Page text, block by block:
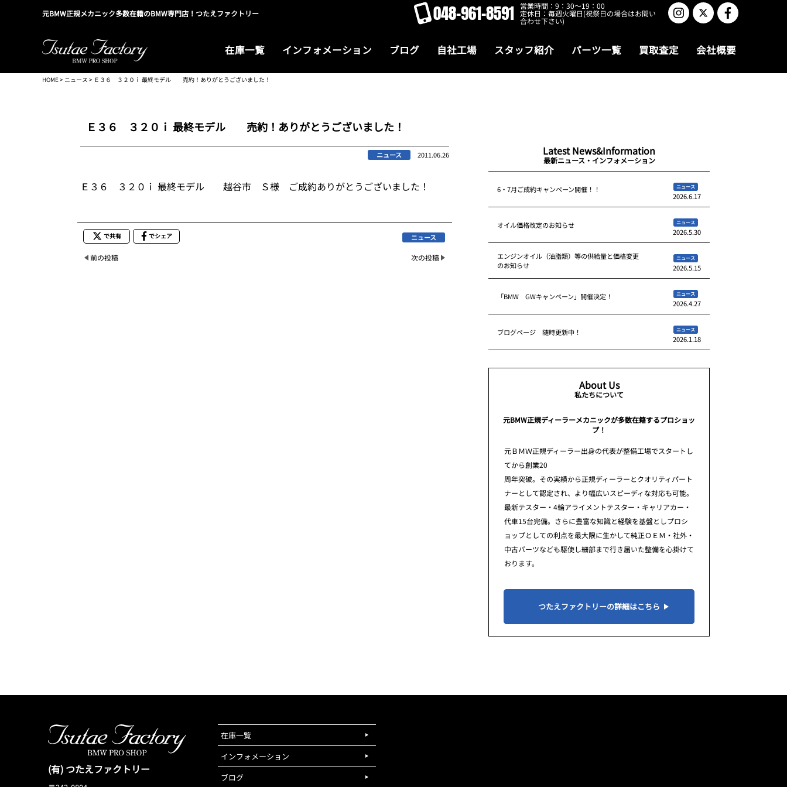
元BMW正規メカニック多数在籍のBMW専門店！つたえファクトリー 048-961-8591 営業時間：9：30～19：00
定休日：毎週火曜日(祝祭日の場合はお問い
合わせ下さい)
在庫一覧 インフォメーション ブログ 自社工場 スタッフ紹介 パーツ一覧 買取査定 会社概要
HOME> ニュース > Ｅ３６ ３２０ｉ 最終モデル 売約！ありがとうございました！
Ｅ３６ ３２０ｉ 最終モデル 売約！ありがとうございました！
ニュース 2011.06.26
Ｅ３６ ３２０ｉ 最終モデル 越谷市 Ｓ様 ご成約ありがとうございました！
で共有 でシェア ニュース
前の投稿 次の投稿
Latest News&Information
最新ニュース・インフォメーション
6・7月ご成約キャンペーン開催！！ ニュース
2026.6.17
オイル価格改定のお知らせ ニュース
2026.5.30
エンジンオイル（油脂類）等の供給量と価格変更
のお知らせ
ニュース
2026.5.15
「BMW GWキャンペーン」開催決定！ ニュース
2026.4.27
ブログページ 随時更新中！ ニュース
2026.1.18
About Us
私たちについて
元BMW正規ディーラーメカニックが多数在籍するプロショッ
プ！
元ＢＭＷ正規ディーラー出身の代表が整備工場でスタートし
てから創業20
周年突破。その実績から正規ディーラーとクオリティパート
ナーとして認定され、より幅広いスピーディな対応も可能。
最新テスター・4輪アライメントテスター・キャリアカー・
代車15台完備。さらに豊富な知識と経験を基盤としプロシ
ョップとしての利点を最大限に生かして純正ＯＥＭ・社外・
中古パーツなども駆使し細部まで行き届いた整備を心掛けて
おります。
つたえファクトリーの詳細はこちら
(有) つたえファクトリー
在庫一覧
インフォメーション
ブログ